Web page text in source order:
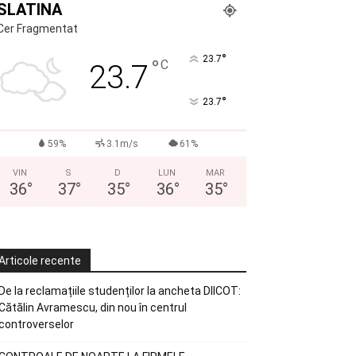
Fragmentat
23.7 °C 23.7°
23.7°
59% 3.1m/s 61%
VIN
36°
S
37°
D
35°
LUN
36°
MAR
35°
recente
la reclamațiile studenților la ancheta DIICOT:
Avramescu, din nou în centrul